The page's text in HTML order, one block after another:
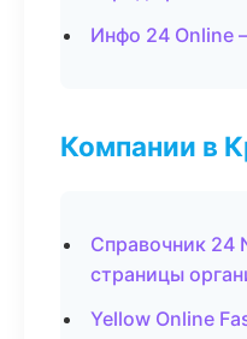
Инфо 24 Online
Компании в
Справочник
страницы
Yellow Online